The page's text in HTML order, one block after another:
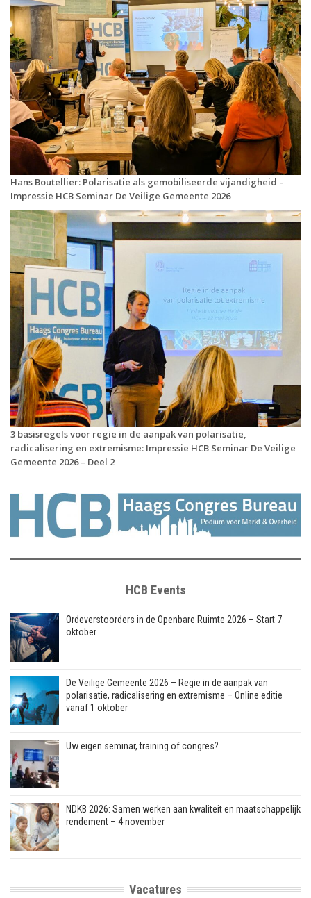
Hans Boutellier: Polarisatie als gemobiliseerde vijandigheid –
Impressie HCB Seminar De Veilige Gemeente 2026
3 basisregels voor regie in de aanpak van polarisatie,
radicalisering en extremisme: Impressie HCB Seminar De Veilige
Gemeente 2026 – Deel 2
HCB Events
Ordeverstoorders in de Openbare Ruimte 2026 – Start 7
oktober
De Veilige Gemeente 2026 – Regie in de aanpak van
polarisatie, radicalisering en extremisme – Online editie
vanaf 1 oktober
Uw eigen seminar, training of congres?
NDKB 2026: Samen werken aan kwaliteit en maatschappelijk
rendement – 4 november
Vacatures